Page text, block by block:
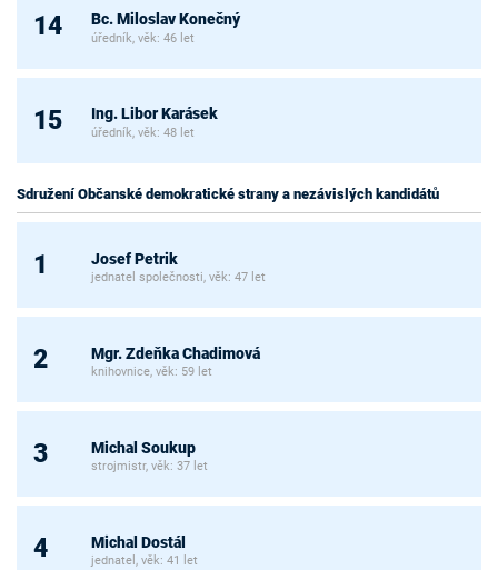
14 Bc. Miloslav Konečný
úředník, věk: 46 let
15 Ing. Libor Karásek
úředník, věk: 48 let
Sdružení Občanské demokratické strany a nezávislých kandidátů
1 Josef Petrik
jednatel společnosti, věk: 47 let
2 Mgr. Zdeňka Chadimová
knihovnice, věk: 59 let
3 Michal Soukup
strojmistr, věk: 37 let
4 Michal Dostál
jednatel, věk: 41 let